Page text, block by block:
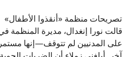
تصريحات منظمة «أنقذوا الأطفال»
قالت نورا إنغدال، مديرة المنظمة
على المدنيين لم تتوقف—إنها